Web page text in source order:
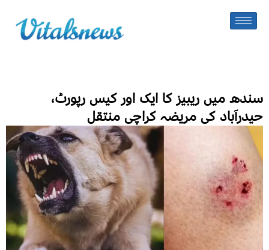
سندھ میں ریبیز کا ایک اور کیس رپورٹ،
حیدرآباد کی مریضہ کراچی منتقل